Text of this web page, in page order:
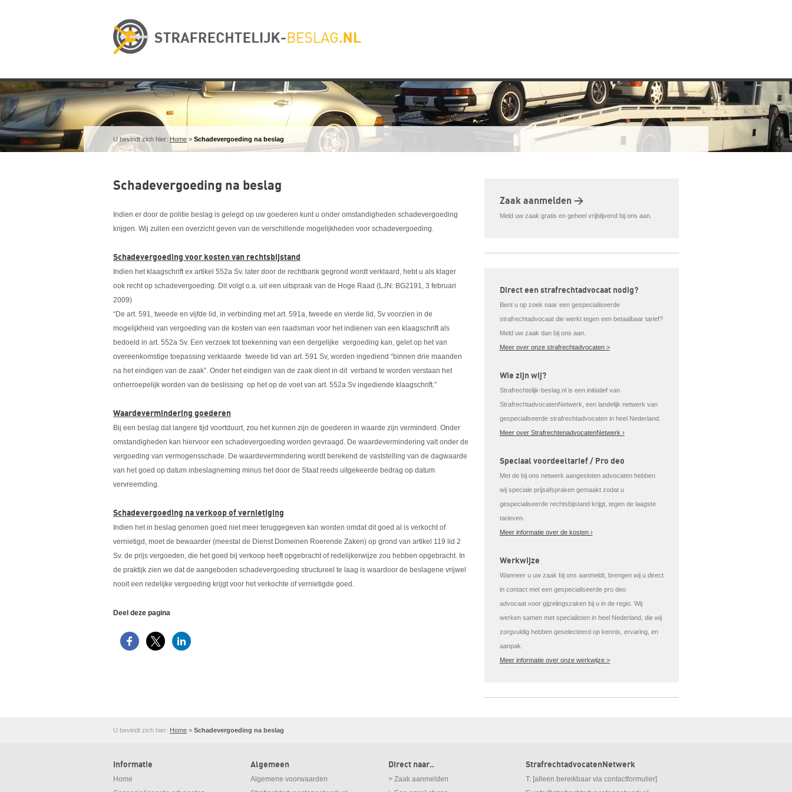
U bevindt zich hier: Home > Schadevergoeding na beslag
Schadevergoeding na beslag
Indien er door de politie beslag is gelegd op uw goederen kunt u onder omstandigheden schadevergoeding
krijgen. Wij zullen een overzicht geven van de verschillende mogelijkheden voor schadevergoeding.
Schadevergoeding voor kosten van rechtsbijstand
Indien het klaagschrift ex artikel 552a Sv. later door de rechtbank gegrond wordt verklaard, hebt u als klager
ook recht op schadevergoeding. Dit volgt o.a. uit een uitspraak van de Hoge Raad (LJN: BG2191, 3 februari
2009)
“De art. 591, tweede en vijfde lid, in verbinding met art. 591a, tweede en vierde lid, Sv voorzien in de
mogelijkheid van vergoeding van de kosten van een raadsman voor het indienen van een klaagschrift als
bedoeld in art. 552a Sv. Een verzoek tot toekenning van een dergelijke vergoeding kan, gelet op het van
overeenkomstige toepassing verklaarde tweede lid van art. 591 Sv, worden ingediend “binnen drie maanden
na het eindigen van de zaak”. Onder het eindigen van de zaak dient in dit verband te worden verstaan het
onherroepelijk worden van de beslissing op het op de voet van art. 552a Sv ingediende klaagschrift.”
Waardevermindering goederen
Bij een beslag dat langere tijd voortduurt, zou het kunnen zijn de goederen in waarde zijn verminderd. Onder
omstandigheden kan hiervoor een schadevergoeding worden gevraagd. De waardevermindering valt onder de
vergoeding van vermogensschade. De waardevermindering wordt berekend de vaststelling van de dagwaarde
van het goed op datum inbeslagneming minus het door de Staat reeds uitgekeerde bedrag op datum
vervreemding.
Schadevergoeding na verkoop of vernietiging
Indien het in beslag genomen goed niet meer teruggegeven kan worden omdat dit goed al is verkocht of
vernietigd, moet de bewaarder (meestal de Dienst Domeinen Roerende Zaken) op grond van artikel 119 lid 2
Sv. de prijs vergoeden, die het goed bij verkoop heeft opgebracht of redelijkerwijze zou hebben opgebracht. In
de praktijk zien we dat de aangeboden schadevergoeding structureel te laag is waardoor de beslagene vrijwel
nooit een redelijke vergoeding krijgt voor het verkochte of vernietigde goed.
Deel deze pagina
Zaak aanmelden >
Meld uw zaak gratis en geheel vrijblijvend bij ons aan.
Direct een strafrechtadvocaat nodig?
Bent u op zoek naar een gespecialiseerde
strafrechtadvocaat die werkt tegen een betaalbaar tarief?
Meld uw zaak dan bij ons aan.
Meer over onze strafrechtadvocaten >
Wie zijn wij?
Strafrechtelijk-beslag.nl is een initiatief van
StrafrechtadvocatenNetwerk, een landelijk netwerk van
gespecialiseerde strafrechtadvocaten in heel Nederland.
Meer over StrafrechtenadvocatenNetwerk ›
Speciaal voordeeltarief / Pro deo
Met de bij ons netwerk aangesloten advocaten hebben
wij speciale prijsafspraken gemaakt zodat u
gespecialiseerde rechtsbijstand krijgt, tegen de laagste
tarieven.
Meer informatie over de kosten ›
Werkwijze
Wanneer u uw zaak bij ons aanmeldt, brengen wij u direct
in contact met een gespecialiseerde pro deo
advocaat voor gijzelingszaken bij u in de regio. Wij
werken samen met specialisten in heel Nederland, die wij
zorgvuldig hebben geselecteerd op kennis, ervaring, en
aanpak.
Meer informatie over onze werkwijze >
U bevindt zich hier: Home > Schadevergoeding na beslag
Informatie
Home
Algemeen
Algemene voorwaarden
Direct naar..
> Zaak aanmelden
StrafrechtadvocatenNetwerk
T: [alleen bereikbaar via contactformulier]